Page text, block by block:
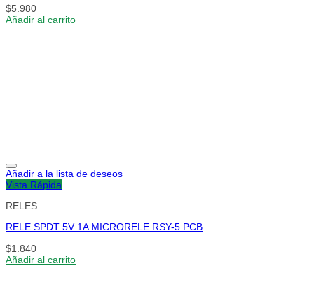
$5.980
Añadir al carrito
Añadir a la lista de deseos
Vista Rápida
RELES
RELE SPDT 5V 1A MICRORELE RSY-5 PCB
$1.840
Añadir al carrito